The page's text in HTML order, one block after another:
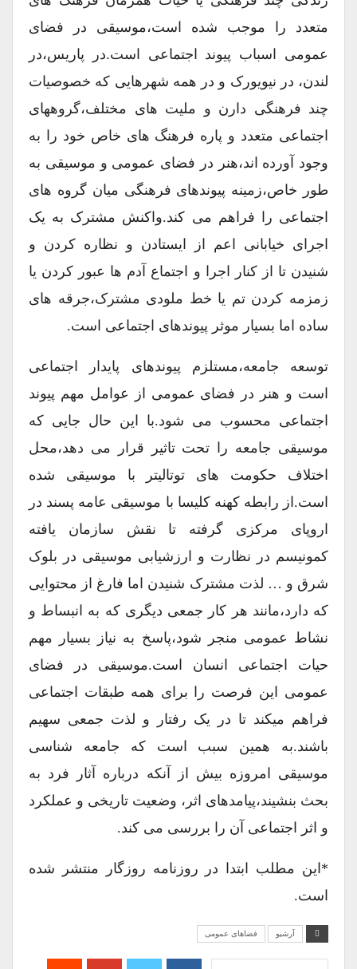
متعدد را موجب شده است،موسیقی در فضای
عمومی اسباب پیوند اجتماعی است.در پاریس،در
لندن، در نیویورک و در همه شهرهایی که خصوصیات
چند فرهنگی دارن و ملیت های مختلف،گروههای
اجتماعی متعدد و پاره فرهنگ های خاص خود را به
وجود آورده اند،هنر در فضای عمومی و موسیقی به
طور خاص،زمینه پیوندهای فرهنگی میان گروه های
اجتماعی را فراهم می کند.واکنش مشترک به یک
اجرای خیابانی اعم از ایستادن و نظاره کردن و
شنیدن تا از کنار اجرا و اجتماع آدم ها عبور کردن یا
زمزمه کردن تم یا خط ملودی مشترک،جرقه های
ساده اما بسیار موثر پیوندهای اجتماعی است.
توسعه جامعه،مستلزم پیوندهای پایدار اجتماعی
است و هنر در فضای عمومی از عوامل مهم پیوند
اجتماعی محسوب می شود.با این حال جایی که
موسیقی جامعه را تحت تاثیر قرار می دهد،محل
اختلاف حکومت های توتالیتر با موسیقی شده
است.از رابطه کهنه کلیسا با موسیقی عامه پسند در
اروپای مرکزی گرفته تا نقش سازمان یافته
کمونیسم در نظارت و ارزشیابی موسیقی در بلوک
شرق و … لذت مشترک شنیدن اما فارغ از محتوایی
که دارد،مانند هر کار جمعی دیگری که به انبساط و
نشاط عمومی منجر شود،پاسخ به نیاز بسیار مهم
حیات اجتماعی انسان است.موسیقی در فضای
عمومی این فرصت را برای همه طبقات اجتماعی
فراهم میکند تا در یک رفتار و لذت جمعی سهیم
باشند.به همین سبب است که جامعه شناسی
موسیقی امروزه بیش از آنکه درباره آثار فرد به
بحث بنشیند،پیامدهای اثر، وضعیت تاریخی و عملکرد
و اثر اجتماعی آن را بررسی می کند.
*این مطلب ابتدا در روزنامه روزگار منتشر شده
است.
آرشیو فضاهای عمومی